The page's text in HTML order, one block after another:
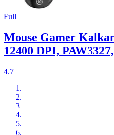
Full
Mouse Gamer
12400 DPI,
4.7